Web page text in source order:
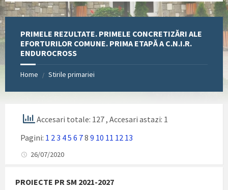
PRIMELE REZULTATE. PRIMELE CONCRETIZĂRI ALE
EFORTURILOR COMUNE. PRIMA ETAPĂ A C.N.I.R.
ENDUROCROSS
Home / Stirile primariei
Accesari totale: 127, Accesari astazi: 1
Pagini: 1 2 3 45 6 78 9 10 11 12 13
26/07/2020
PROIECTE PR SM 2021-2027